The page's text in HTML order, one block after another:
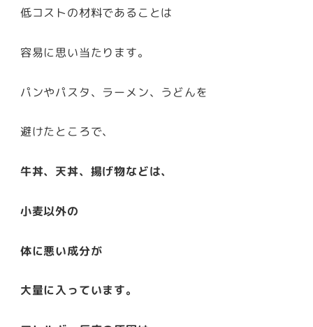
低コストの材料であることは
容易に思い当たります。
パンやパスタ、ラーメン、うどんを
避けたところで、
牛丼、天丼、揚げ物などは、
小麦以外の
体に悪い成分が
大量に入っています。